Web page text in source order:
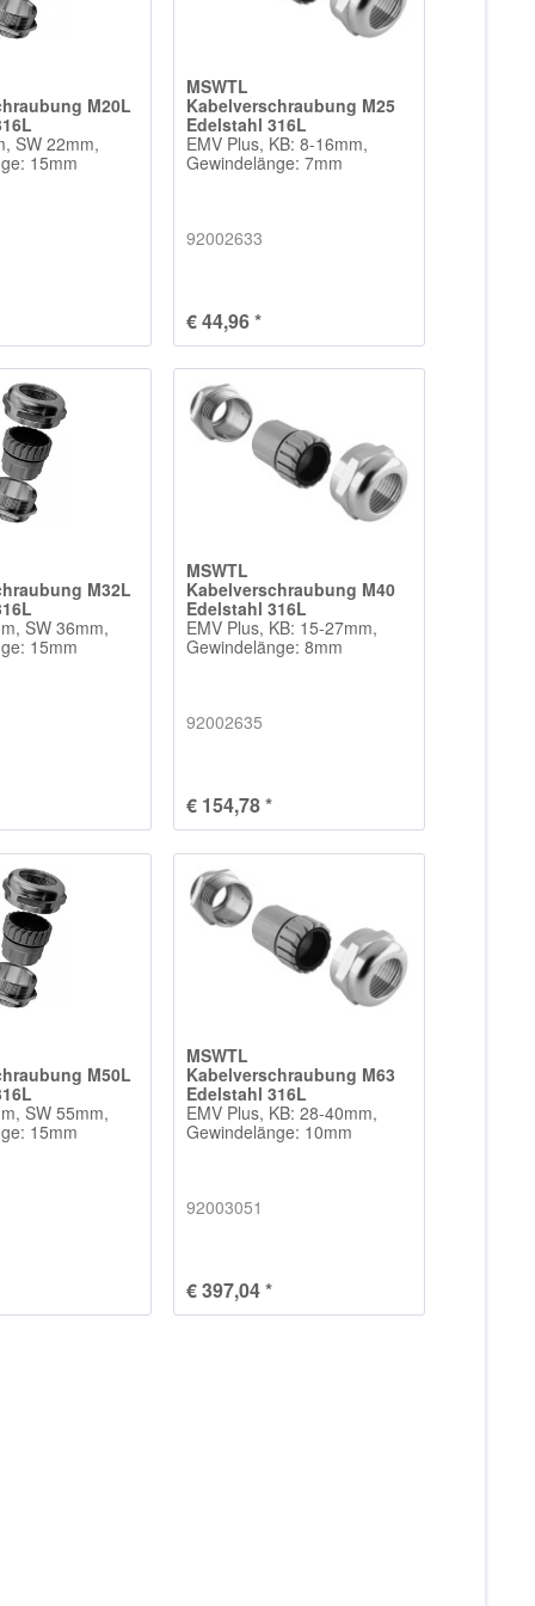
M20L
SW 22mm,
15mm
MSWTL
Kabelverschraubung M25
Edelstahl 316L
EMV Plus, KB: 8-16mm,
Gewindelänge: 7mm
92002633
€ 44,96 *
M32L
SW 36mm,
15mm
MSWTL
Kabelverschraubung M40
Edelstahl 316L
EMV Plus, KB: 15-27mm,
Gewindelänge: 8mm
92002635
€ 154,78 *
M50L
SW 55mm,
15mm
MSWTL
Kabelverschraubung M63
Edelstahl 316L
EMV Plus, KB: 28-40mm,
Gewindelänge: 10mm
92003051
€ 397,04 *